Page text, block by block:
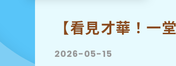
【看見才華！一
2026-05-15